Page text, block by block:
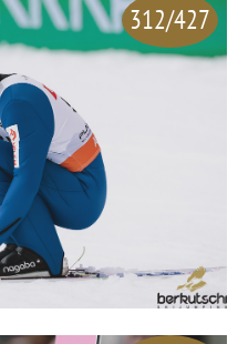
312/427